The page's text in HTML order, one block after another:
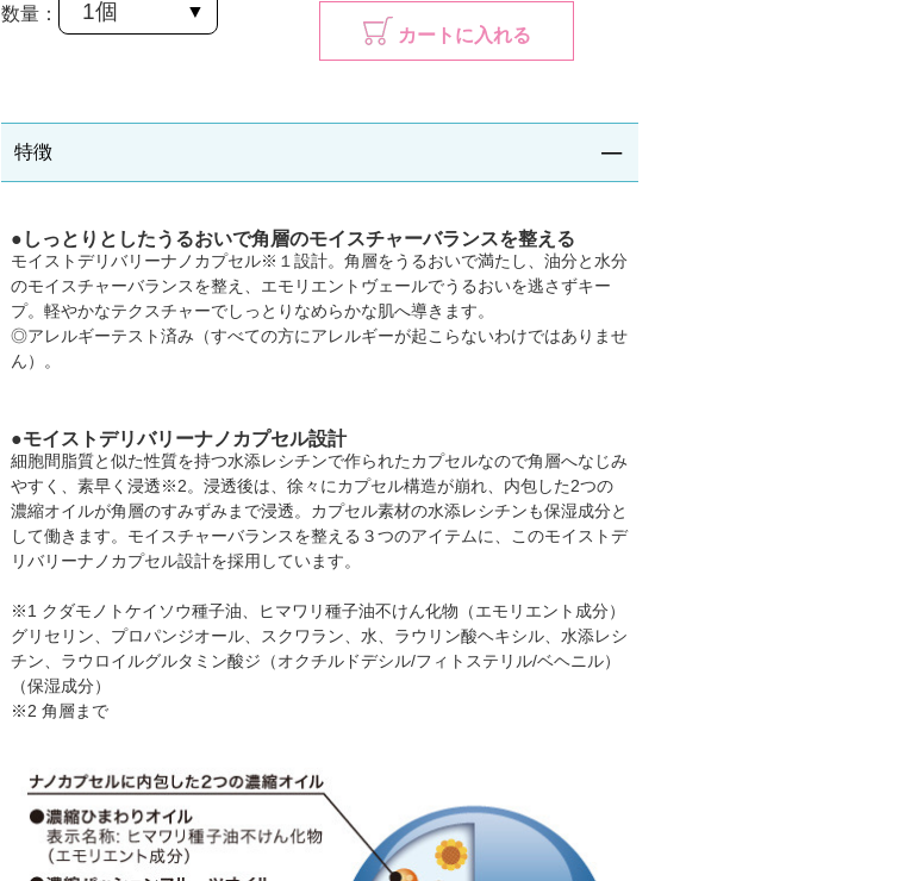
数量：
カートに入れる
特徴
●しっとりとしたうるおいで角層のモイスチャーバランスを整える
モイストデリバリーナノカプセル※１設計。角層をうるおいで満たし、油分と水分
のモイスチャーバランスを整え、エモリエントヴェールでうるおいを逃さずキー
プ。軽やかなテクスチャーでしっとりなめらかな肌へ導きます。
◎アレルギーテスト済み（すべての方にアレルギーが起こらないわけではありませ
ん）。
●モイストデリバリーナノカプセル設計
細胞間脂質と似た性質を持つ水添レシチンで作られたカプセルなので角層へなじみ
やすく、素早く浸透※2。浸透後は、徐々にカプセル構造が崩れ、内包した2つの
濃縮オイルが角層のすみずみまで浸透。カプセル素材の水添レシチンも保湿成分と
して働きます。モイスチャーバランスを整える３つのアイテムに、このモイストデ
リバリーナノカプセル設計を採用しています。
※1 クダモノトケイソウ種子油、ヒマワリ種子油不けん化物（エモリエント成分）
グリセリン、プロパンジオール、スクワラン、水、ラウリン酸ヘキシル、水添レシ
チン、ラウロイルグルタミン酸ジ（オクチルドデシル/フィトステリル/ベヘニル）
（保湿成分）
※2 角層まで